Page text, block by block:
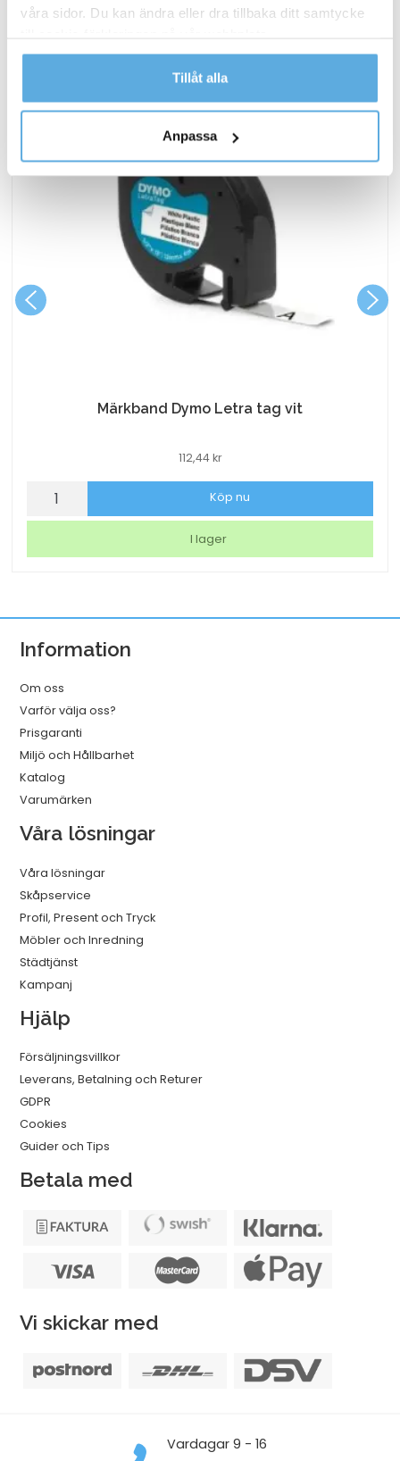
våra sidor. Du kan ändra eller dra tillbaka ditt samtycke
Läs mer i vår integritetspolicy om vilka vi är, hur du
kontaktar oss och på vilket sätt vi behandlar
Tillåt alla
Anpassa
ANDRA KÖPTE OCKSÅ
Märkband Dymo Letra tag vit
112,44kr
Märkband
tag
Köp nu
I lager
Information
Om oss
Varför välja oss?
Prisgaranti
Miljö och Hållbarhet
Katalog
Varumärken
Våra lösningar
Våra lösningar
Skåpservice
Profil, Present och Tryck
Möbler och Inredning
Städtjänst
Kampanj
Hjälp
Försäljningsvillkor
Leverans, Betalning och Returer
GDPR
Cookies
Guider och Tips
Betala med
Vi skickar med
Vardagar 9 - 16